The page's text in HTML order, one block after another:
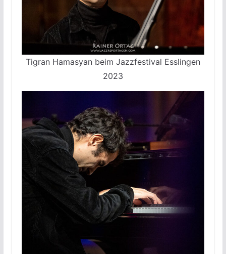
Tigran Hamasyan beim Jazzfestival Esslingen
2023